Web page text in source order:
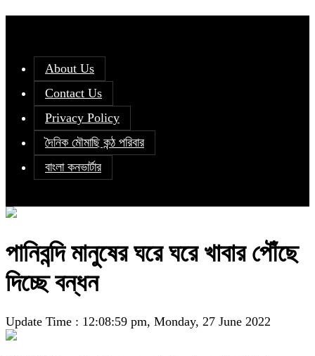
About Us
Contact Us
Privacy Policy
দৈনিক মৌমাছি কন্ঠ পরিবার
বাংলা কনভার্টার
পানিবন্দি মানুষের ঘরে ঘরে খাবার পৌঁছে
দিচ্ছে বন্ধন
Update Time : 12:08:59 pm, Monday, 27 June 2022